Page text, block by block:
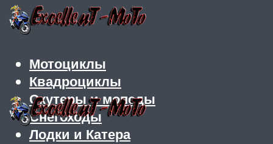
Мотоциклы
Квадроциклы
Скутеры и мопеды
Снегоходы
Лодки и Катера